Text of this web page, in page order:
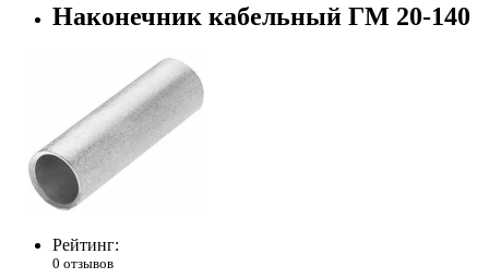
Наконечник кабельный ГМ 20-140
Рейтинг:
0 отзывов